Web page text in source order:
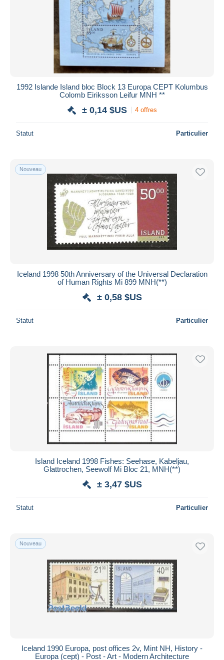
1992 Islande Island bloc Block 13 Europa CEPT Kolumbus
Colomb Eiriksson Leifur MNH **
± 0,14 $US 4 offres
Statut Particulier
Nouveau
Iceland 1998 50th Anniversary of the Universal Declaration
of Human Rights Mi 899 MNH(**)
± 0,58 $US
Statut Particulier
Island Iceland 1998 Fishes: Seehase, Kabeljau,
Glattrochen, Seewolf Mi Bloc 21, MNH(**)
± 3,47 $US
Statut Particulier
Nouveau
Iceland 1990 Europa, post offices 2v, Mint NH, History -
Europa (cept) - Post - Art - Modern Architecture